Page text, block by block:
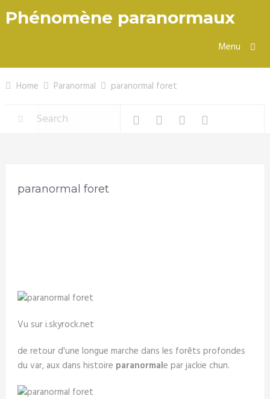
Phénomène paranormaux
Menu
Home Paranormal paranormal foret
paranormal foret
Vu sur i.skyrock.net
de retour d'une longue marche dans les forêts profondes
du var, aux dans histoire paranormale par jackie chun.